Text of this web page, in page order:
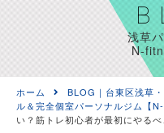
浅草
N-
ホーム
BLOG｜台東区浅草
ル＆完全個室パーソナルジム【
い？筋トレ初心者が最初にやる